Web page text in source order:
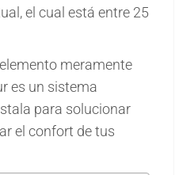
el cual está entre 25
meramente
es un sistema
para solucionar
el confort de tus